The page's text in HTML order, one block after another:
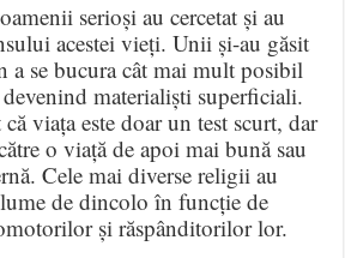
serioși au cercetat și au
acestei vieți.Unii și-au găsit
a se bucura cât mai mult posibil
materialiști superficiali.
viața este doar un test scurt, dar
o viață de apoi mai bună sau
.Cele mai diverse religii au
de dincolo în funcție de
și răspânditorilor lor.